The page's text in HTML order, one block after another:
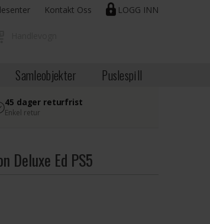
LOGG INN
Kontakt Oss
Samleobjekter Puslespill
45 dager returfrist
Enkel retur
Deluxe Ed PS5